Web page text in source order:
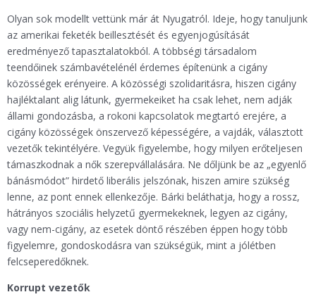
Olyan sok modellt vettünk már át Nyugatról. Ideje, hogy tanuljunk
az amerikai feketék beillesztését és egyenjogúsítását
eredményező tapasztalatokból. A többségi társadalom
teendőinek számbavételénél érdemes építenünk a cigány
közösségek erényeire. A közösségi szolidaritásra, hiszen cigány
hajléktalant alig látunk, gyermekeiket ha csak lehet, nem adják
állami gondozásba, a rokoni kapcsolatok megtartó erejére, a
cigány közösségek önszervező képességére, a vajdák, választott
vezetők tekintélyére. Vegyük figyelembe, hogy milyen erőteljesen
támaszkodnak a nők szerepvállalására. Ne dőljünk be az „egyenlő
bánásmódot” hirdető liberális jelszónak, hiszen amire szükség
lenne, az pont ennek ellenkezője. Bárki beláthatja, hogy a rossz,
hátrányos szociális helyzetű gyermekeknek, legyen az cigány,
vagy nem-cigány, az esetek döntő részében éppen hogy több
figyelemre, gondoskodásra van szükségük, mint a jólétben
felcseperedőknek.
Korrupt vezetők